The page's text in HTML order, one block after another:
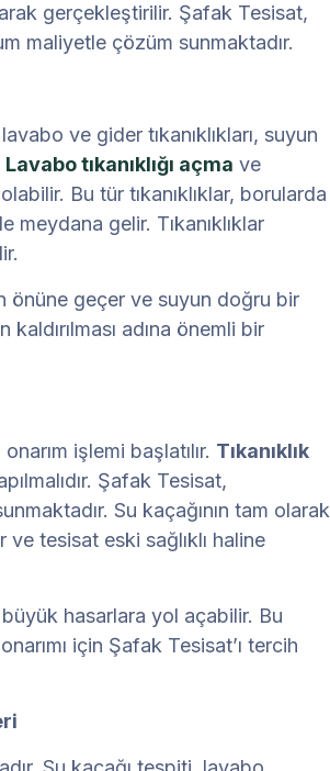
gerçekleştirilir. Şafak Tesisat,
maliyetle çözüm sunmaktadır.
ve gider tıkanıklıkları, suyun
Lavabo tıkanıklığı açma ve
Bu tür tıkanıklıklar, borularda
meydana gelir. Tıkanıklıklar
önüne geçer ve suyun doğru bir
kaldırılması adına önemli bir
işlemi başlatılır. Tıkanıklık
Şafak Tesisat,
Su kaçağının tam olarak
ve tesisat eski sağlıklı haline
hasarlara yol açabilir. Bu
için Şafak Tesisat’ı tercih